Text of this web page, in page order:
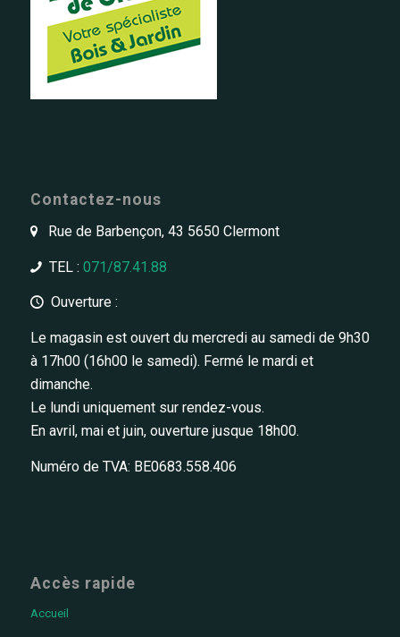
Contactez-nous
Rue de Barbençon, 43 5650 Clermont
TEL : 071/87.41.88
Ouverture :
Le magasin est ouvert du mercredi au samedi de 9h30
à 17h00 (16h00 le samedi). Fermé le mardi et
dimanche.
Le lundi uniquement sur rendez-vous.
En avril, mai et juin, ouverture jusque 18h00.
Numéro de TVA: BE0683.558.406
Accès rapide
Accueil